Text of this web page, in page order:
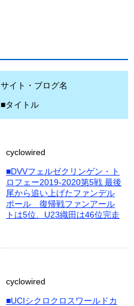
サイト・ブログ名
■タイトル
cyclowired
■DVVフェルゼクリンゲン・ト
ロフェー2019-2020第5戦 最後
尾から追い上げたファンデル
ポール 復帰戦ファンアール
トは5位、U23織田は46位完走
cyclowired
■UCIシクロクロスワールドカ